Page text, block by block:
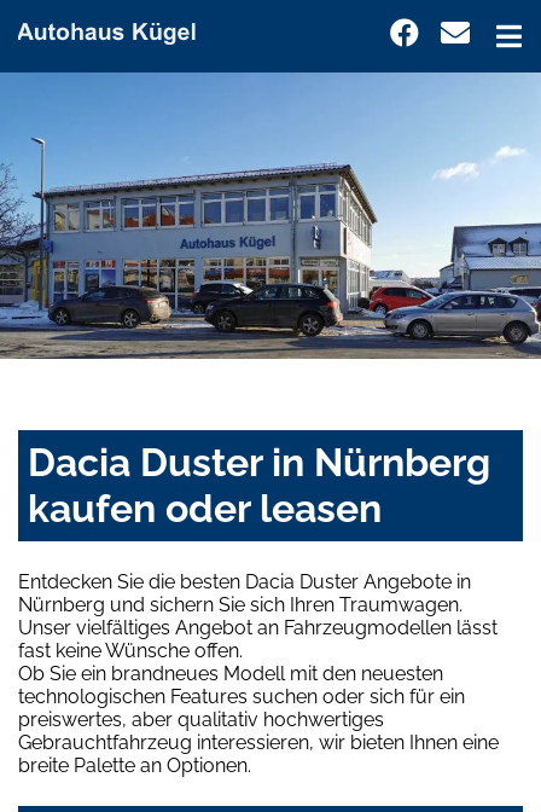
Dacia Duster in Nürnberg
kaufen oder leasen
Entdecken Sie die besten Dacia Duster Angebote in
Nürnberg und sichern Sie sich Ihren Traumwagen.
Unser vielfältiges Angebot an Fahrzeugmodellen lässt
fast keine Wünsche offen.
Ob Sie ein brandneues Modell mit den neuesten
technologischen Features suchen oder sich für ein
preiswertes, aber qualitativ hochwertiges
Gebrauchtfahrzeug interessieren, wir bieten Ihnen eine
breite Palette an Optionen.